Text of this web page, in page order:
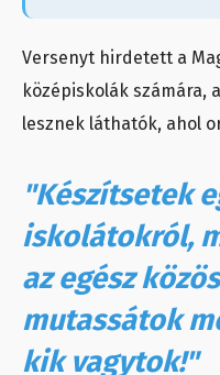
Versenyt hirdetett a
középiskolák számára,
lesznek láthatók, ahol
"Készítsetek
iskolátokról,
az egész
mutassátok
kik vagytok!"